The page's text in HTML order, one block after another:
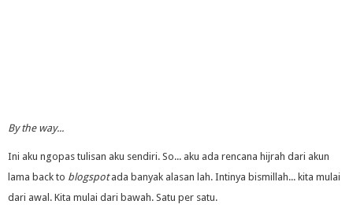
By the way...
Ini aku ngopas tulisan aku sendiri. So... aku ada rencana hijrah dari akun
lama back to blogspotada banyak alasan lah. Intinya bismillah... kita mulai
dari awal. Kita mulai dari bawah. Satu per satu.